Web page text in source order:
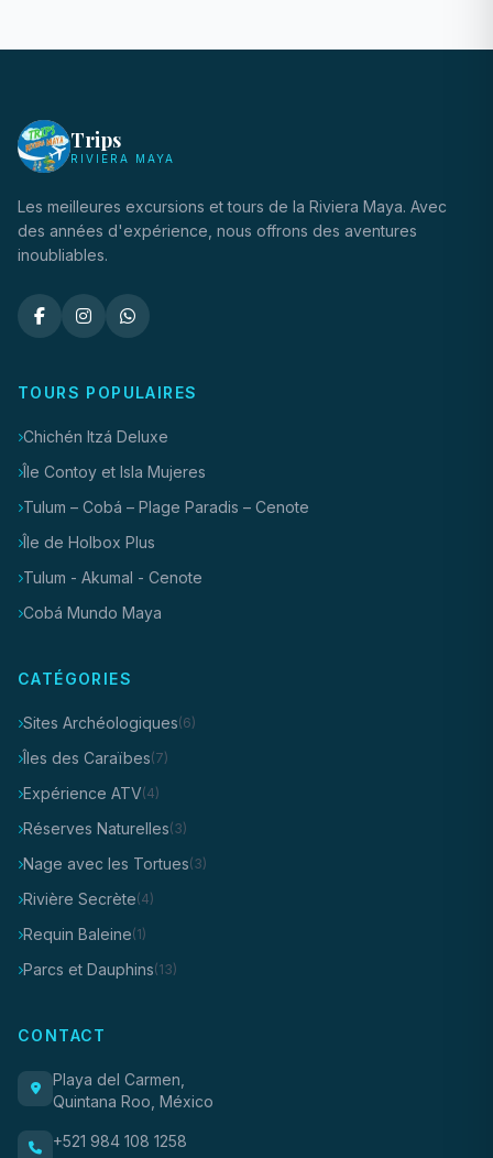
Trips
RIVIERA MAYA
Les meilleures excursions et tours de la Riviera Maya. Avec
des années d'expérience, nous offrons des aventures
inoubliables.
TOURS POPULAIRES
Chichén Itzá Deluxe
Île Contoy et Isla Mujeres
Tulum – Cobá – Plage Paradis – Cenote
Île de Holbox Plus
Tulum - Akumal - Cenote
Cobá Mundo Maya
CATÉGORIES
Sites Archéologiques(6)
Îles des Caraïbes(7)
Expérience ATV(4)
Réserves Naturelles(3)
Nage avec les Tortues(3)
Rivière Secrète(4)
Requin Baleine(1)
Parcs et Dauphins(13)
CONTACT
Playa del Carmen,
Quintana Roo, México
+521 984 108 1258